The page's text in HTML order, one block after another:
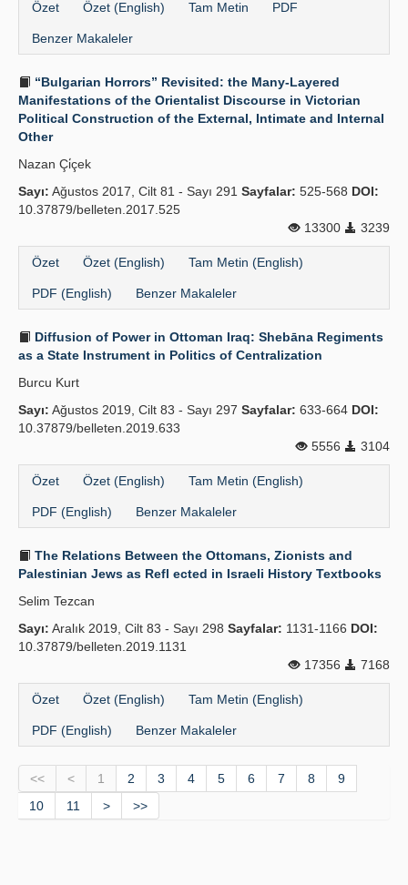
Özet Özet (English) Tam Metin PDF
Benzer Makaleler
“Bulgarian Horrors” Revisited: the Many-Layered
Manifestations of the Orientalist Discourse in Victorian
Political Construction of the External, Intimate and Internal
Other
Nazan Çi̇çek
Sayı: Ağustos 2017, Cilt 81 - Sayı 291 Sayfalar: 525-568 DOI:
10.37879/belleten.2017.525
13300
3239
Özet Özet (English) Tam Metin (English)
PDF (English) Benzer Makaleler
Diffusion of Power in Ottoman Iraq: Shebāna Regiments
as a State Instrument in Politics of Centralization
Burcu Kurt
Sayı: Ağustos 2019, Cilt 83 - Sayı 297 Sayfalar: 633-664 DOI:
10.37879/belleten.2019.633
5556
3104
Özet Özet (English) Tam Metin (English)
PDF (English) Benzer Makaleler
The Relations Between the Ottomans, Zionists and
Palestinian Jews as Refl ected in Israeli History Textbooks
Selim Tezcan
Sayı: Aralık 2019, Cilt 83 - Sayı 298 Sayfalar: 1131-1166 DOI:
10.37879/belleten.2019.1131
17356
7168
Özet Özet (English) Tam Metin (English)
PDF (English) Benzer Makaleler
<< < 1 2 3 4 5 6 7 8
9
10
11 > >>